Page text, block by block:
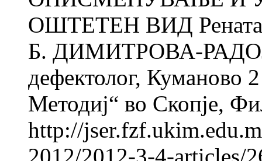
ОШТЕТЕН ВИД
Б. ДИМИТРОВА-
дефектолог, Куманово
Методиј“ во Скопје,
http://
2012/2012-3-4-articles/